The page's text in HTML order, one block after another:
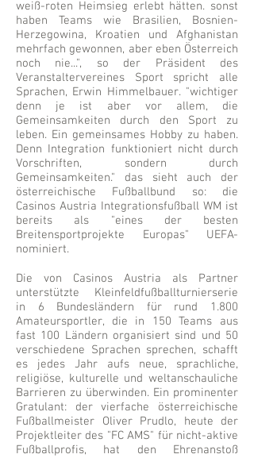
weiß-roten Heimsieg erlebt hätten. sonst
haben Teams wie Brasilien, Bosnien-
Herzegowina, Kroatien und Afghanistan
mehrfach gewonnen, aber eben Österreich
noch nie...", so der Präsident des
Veranstaltervereines Sport spricht alle
Sprachen, Erwin Himmelbauer. "wichtiger
denn je ist aber vor allem, die
Gemeinsamkeiten durch den Sport zu
leben. Ein gemeinsames Hobby zu haben.
Denn Integration funktioniert nicht durch
Vorschriften, sondern durch
Gemeinsamkeiten." das sieht auch der
österreichische Fußballbund so: die
Casinos Austria Integrationsfußball WM ist
bereits als "eines der besten
Breitensportprojekte Europas" UEFA-
nominiert.
Die von Casinos Austria als Partner
unterstützte Kleinfeldfußballturnierserie
in 6 Bundesländern für rund 1.800
Amateursportler, die in 150 Teams aus
fast 100 Ländern organisiert sind und 50
verschiedene Sprachen sprechen, schafft
es jedes Jahr aufs neue, sprachliche,
religiöse, kulturelle und weltanschauliche
Barrieren zu überwinden. Ein prominenter
Gratulant: der vierfache österreichische
Fußballmeister Oliver Prudlo, heute der
Projektleiter des "FC AMS" für nicht-aktive
Fußballprofis, hat den Ehrenanstoß